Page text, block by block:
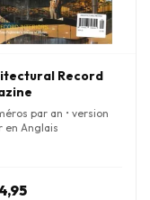
Record
par an • version
en Anglais